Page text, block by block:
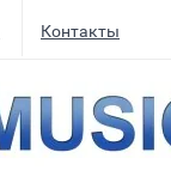
Контакты